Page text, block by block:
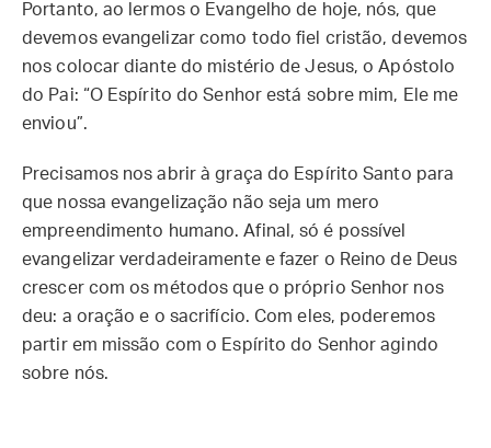
Portanto, ao lermos o Evangelho de hoje, nós, que
devemos evangelizar como todo fiel cristão, devemos
nos colocar diante do mistério de Jesus, o Apóstolo
do Pai: “O Espírito do Senhor está sobre mim, Ele me
enviou”.
Precisamos nos abrir à graça do Espírito Santo para
que nossa evangelização não seja um mero
empreendimento humano. Afinal, só é possível
evangelizar verdadeiramente e fazer o Reino de Deus
crescer com os métodos que o próprio Senhor nos
deu: a oração e o sacrifício. Com eles, poderemos
partir em missão com o Espírito do Senhor agindo
sobre nós.